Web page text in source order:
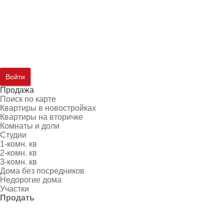
Войти
Продажа
Поиск по карте
Квартиры в новостройках
Квартиры на вторичке
Комнаты и доли
Студии
1-комн. кв
2-комн. кв
3-комн. кв
Дома без посредников
Недорогие дома
Участки
Продать